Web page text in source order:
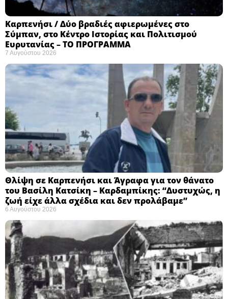
Καρπενήσι / Δύο βραδιές αφιερωμένες στο
Σύμπαν, στο Κέντρο Ιστορίας και Πολιτισμού
Ευρυτανίας – ΤΟ ΠΡΟΓΡΑΜΜΑ
7 Αυγούστου 2026
Θλίψη σε Καρπενήσι και Άγραφα για τον θάνατο
του Βασίλη Κατσίκη – Καρδαμπίκης: “Δυστυχώς, η
ζωή είχε άλλα σχέδια και δεν προλάβαμε”
6 Αυγούστου 2026